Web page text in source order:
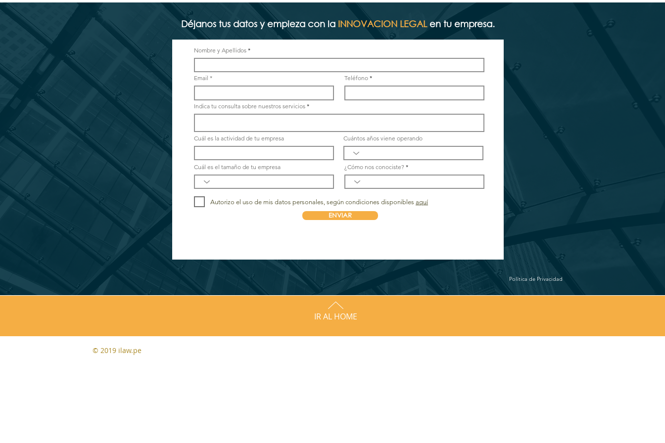
Plataforma digital de servicios legales para empresas
Déjanos tus datos y empieza con la INNOVACION LEGALen tu empresa.
Nombre y Apellidos
Email * Teléfono
Indica tu consulta sobre nuestros servicios
Cuál es la actividad de tu empresa
Cuál es el tamaño de tu empresa
Cuántos años viene operando
¿Cómo nos conociste?
Autorizo el uso de mis datos personales, según condiciones disponibles aquí
ENVIAR
Política de Privacidad
IR AL HOME
© 2019 ilaw.pe